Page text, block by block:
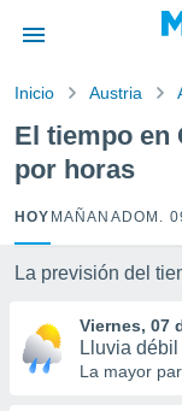
por
para
la
calidad.
a este
las
y
forma
Inicio Austria
El tiempo en
por horas
HOY MAÑANA DOM.
La previsión del
Viernes, 07
Lluvia
La mayor